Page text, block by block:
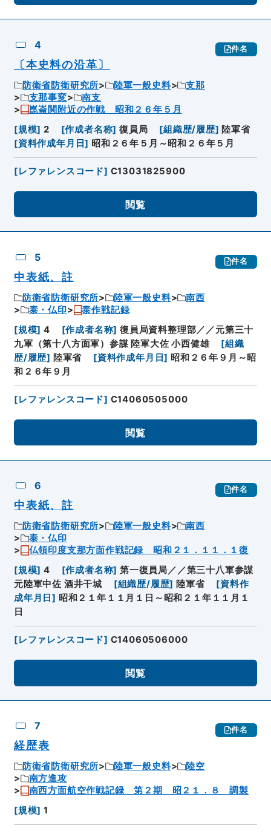
4 件名
〔本史料の沿革〕
防衛省防衛研究所 陸軍一般史料
支那
支那事変
南支
崑崙関附近の作戦 昭和２６年５月
[規模] 2 [作成者名称] 復員局 [組織歴/履歴] 陸軍省
[資料作成年月日] 昭和２６年５月～昭和２６年５月
[レファレンスコード] C13031825900
閲覧
5 件名
中表紙、註
防衛省防衛研究所 陸軍一般史料
南西
泰・仏印
泰作戦記録
[規模] 4 [作成者名称] 復員局資料整理部／／元第三十
九軍（第十八方面軍）参謀 陸軍大佐 小西健雄
[組織
歴/履歴] 陸軍省 [資料作成年月日] 昭和２６年９月～昭
和２６年９月
[レファレンスコード] C14060505000
閲覧
6 件名
中表紙、註
防衛省防衛研究所 陸軍一般史料
南西
泰・仏印
仏領印度支那方面作戦記録 昭和２１．１１．１復
[規模] 4 [作成者名称] 第一復員局／／第三十八軍参謀
元陸軍中佐 酒井干城
[組織歴/履歴] 陸軍省 [資料作
成年月日] 昭和２１年１１月１日～昭和２１年１１月１
日
[レファレンスコード] C14060506000
閲覧
7 件名
経歴表
防衛省防衛研究所 陸軍一般史料
陸空
南方進攻
南西方面航空作戦記録 第２期 昭２１．８ 調製
[規模] 1